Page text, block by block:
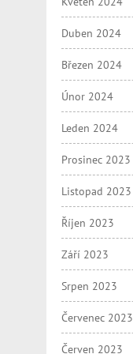
Duben 2024
Březen 2024
Únor 2024
Leden 2024
Prosinec 2023
Listopad 2023
Říjen 2023
Září 2023
Srpen 2023
Červenec 2023
Červen 2023